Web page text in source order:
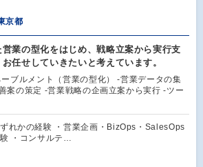
京都
業の型化をはじめ、戦略立案から実行支
任せしていきたいと考えています。
ブルメント（営業の型化） -営業データの集
案の策定 -営業戦略の企画立案から実行 -ツー
れかの経験 ・営業企画・BizOps・SalesOps
・コンサルテ…